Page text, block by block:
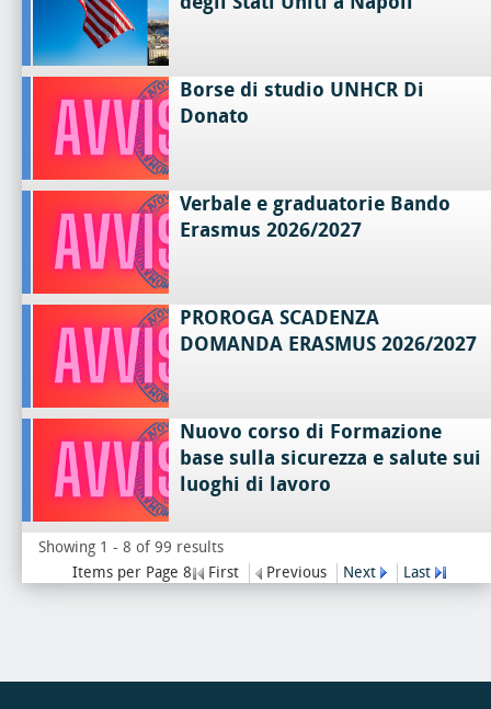
Borse di studio UNHCR Di
Donato
Verbale e graduatorie Bando
Erasmus 2026/2027
PROROGA SCADENZA
DOMANDA ERASMUS 2026/2027
Nuovo corso di Formazione
base sulla sicurezza e salute sui
luoghi di lavoro
Showing 1 - 8 of 99 results
Items per Page 8
First Previous Next Last